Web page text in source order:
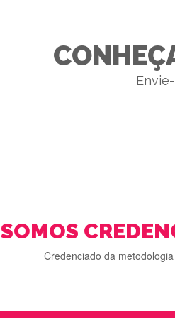
SOMOS
Credenciado da